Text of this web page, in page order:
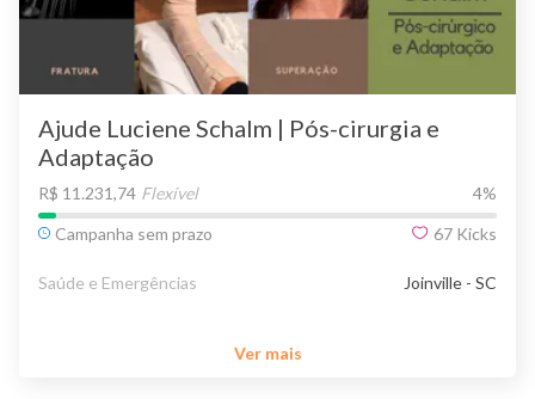
Ajude Luciene Schalm | Pós-cirurgia e
Adaptação
R$ 11.231,74 Flexível 4%
Campanha sem prazo
67 Kicks
Saúde e Emergências Joinville - SC
Ver mais